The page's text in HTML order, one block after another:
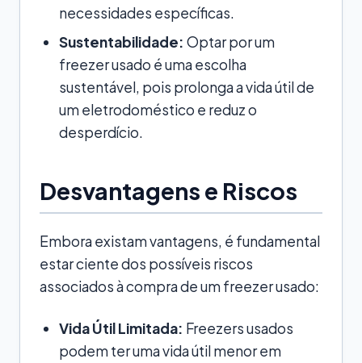
necessidades específicas.
Sustentabilidade: Optar por um
freezer usado é uma escolha
sustentável, pois prolonga a vida útil de
um eletrodoméstico e reduz o
desperdício.
Desvantagens e Riscos
Embora existam vantagens, é fundamental
estar ciente dos possíveis riscos
associados à compra de um freezer usado:
Vida Útil Limitada: Freezers usados
podem ter uma vida útil menor em